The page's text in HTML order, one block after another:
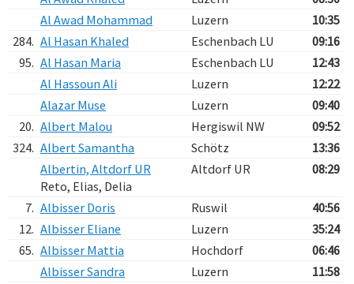
Al Awad Mohammad
Luzern
10:35
284. Al Hasan Khaled Eschenbach LU
09:16
95. Al Hasan Maria Eschenbach LU
12:43
Al Hassoun Ali
Luzern
12:22
Alazar Muse
Luzern
09:40
20. Albert Malou Hergiswil NW
09:52
324. Albert Samantha Schötz
13:36
Albertin, Altdorf UR
Reto, Elias, Delia
Altdorf UR 08:29
7. Albisser Doris Ruswil
40:56
12. Albisser Eliane Luzern
35:24
65. Albisser Mattia Hochdorf
06:46
Albisser Sandra
Luzern
11:58